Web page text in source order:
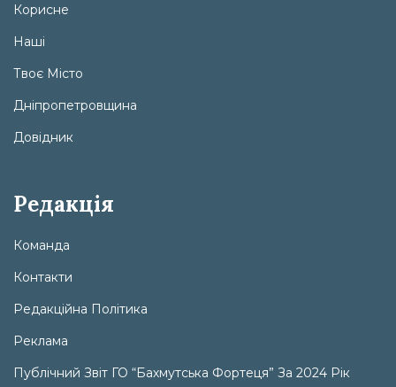
Корисне
Наші
Твоє Місто
Дніпропетровщина
Довідник
Редакція
Команда
Контакти
Редакційна Політика
Реклама
Публічний Звіт ГО “Бахмутська Фортеця” За 2024 Рік